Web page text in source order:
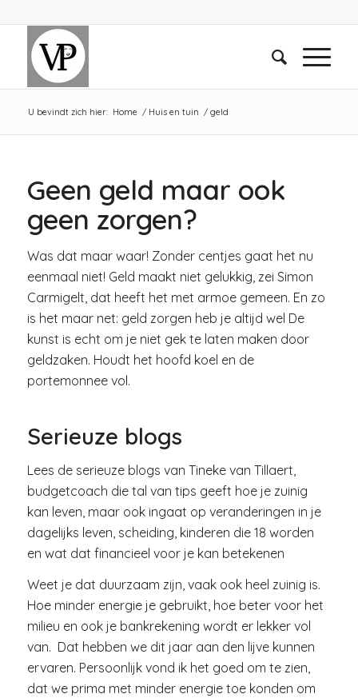
U bevindt zich hier: Home / Huis en tuin / geld
Geen geld maar ook
geen zorgen?
Was dat maar waar! Zonder centjes gaat het nu
eenmaal niet! Geld maakt niet gelukkig, zei Simon
Carmigelt, dat heeft het met armoe gemeen. En zo
is het maar net: geld zorgen heb je altijd wel De
kunst is echt om je niet gek te laten maken door
geldzaken. Houdt het hoofd koel en de
portemonnee vol.
Serieuze blogs
Lees de serieuze blogs van Tineke van Tillaert,
budgetcoach die tal van tips geeft hoe je zuinig
kan leven, maar ook ingaat op veranderingen in je
dagelijks leven, scheiding, kinderen die 18 worden
en wat dat financieel voor je kan betekenen
Weet je dat duurzaam zijn, vaak ook heel zuinig is.
Hoe minder energie je gebruikt, hoe beter voor het
milieu en ook je bankrekening wordt er lekker vol
van. Dat hebben we dit jaar aan den lijve kunnen
ervaren. Persoonlijk vond ik het goed om te zien,
dat we prima met minder energie toe konden om